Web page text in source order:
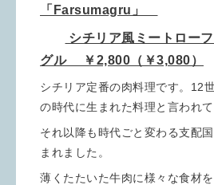
「Farsumagru」
シチリア風ミートロー
グル ￥2,800（￥3,080）
シチリア定番の肉料理です。12
の時代に生まれた料理と言われて
それ以降も時代ごと変わる支配
まれました。
薄くたたいた牛肉に様々な食材